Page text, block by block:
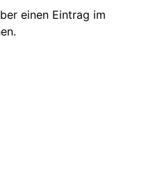
einen Eintrag im